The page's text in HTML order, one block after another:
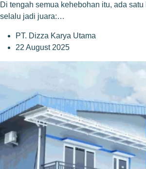
Di tengah semua kehebohan itu, ada
selalu jadi juara:…
PT. Dizza Karya Utama
22 August 2025